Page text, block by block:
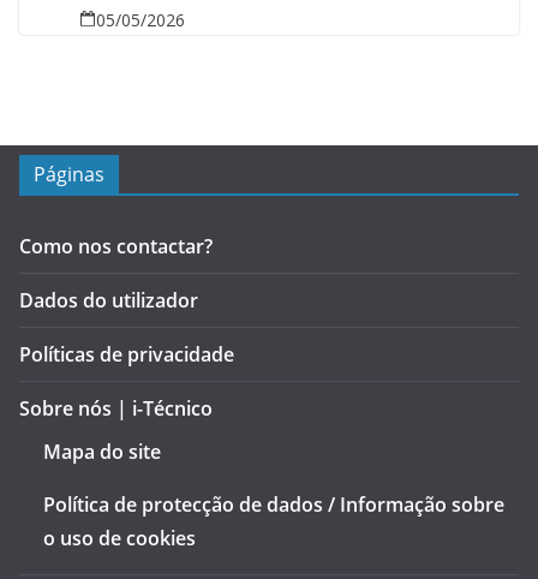
05/05/2026
Páginas
Como nos contactar?
Dados do utilizador
Políticas de privacidade
Sobre nós | i-Técnico
Mapa do site
Política de protecção de dados / Informação sobre
o uso de cookies